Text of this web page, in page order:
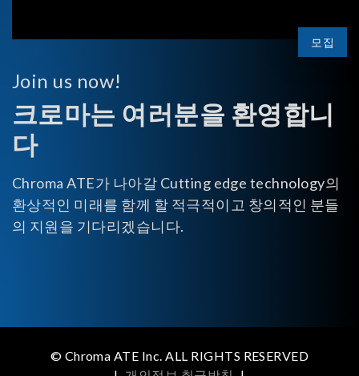
모집
Join us now!
크로마는 여러분을 환영합니
다
Chroma ATE가 나아갈 Cutting edge technology의
환상적인 미래를 함께 할 적극적이고 창의적인 분들
의 지원을 기다리겠습니다.
© Chroma ATE Inc. ALL RIGHTS RESERVED